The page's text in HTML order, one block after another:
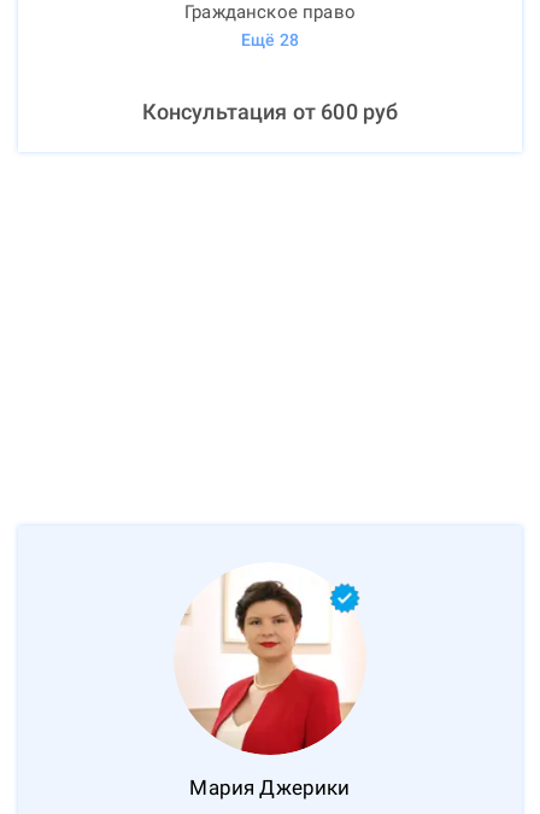
Гражданское право
Ещё 28
Консультация от 600руб
Мария Джерики